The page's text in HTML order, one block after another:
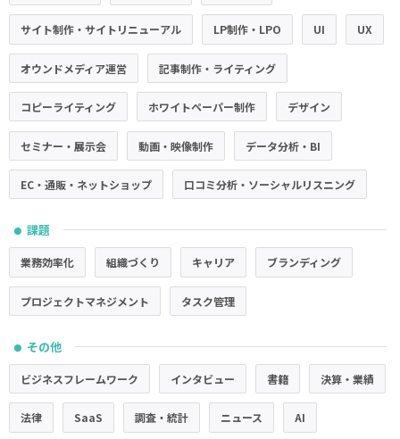
サイト制作・サイトリニューアル LP制作・LPO UI UX
オウンドメディア運営 記事制作・ライティング
コピーライティング ホワイトペーパー制作 デザイン
セミナー・展示会 動画・映像制作 データ分析・BI
EC・通販・ネットショップ 口コミ分析・ソーシャルリスニング
● 課題
業務効率化 組織づくり キャリア ブランディング
プロジェクトマネジメント タスク管理
● その他
ビジネスフレームワーク インタビュー 書籍 決算・業績
法律 SaaS 調査・統計 ニュース AI